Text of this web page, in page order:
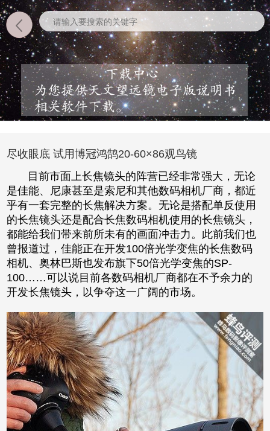
尽收眼底 试用博冠鸿鹄20-60×86观鸟镜
目前市面上长焦镜头的阵营已经非常强大，无论
是佳能、尼康甚至是索尼和其他数码相机厂商，都近
乎有一套完整的长焦解决方案。无论是搭配单反使用
的长焦镜头还是配合长焦数码相机使用的长焦镜头，
都能给我们带来前所未有的画面冲击力。此前我们也
曾报道过，佳能正在开发100倍光学变焦的长焦数码
相机、奥林巴斯也发布旗下50倍光学变焦的SP-
100……可以说目前各数码相机厂商都在不予余力的
开发长焦镜头，以争夺这一广阔的市场。